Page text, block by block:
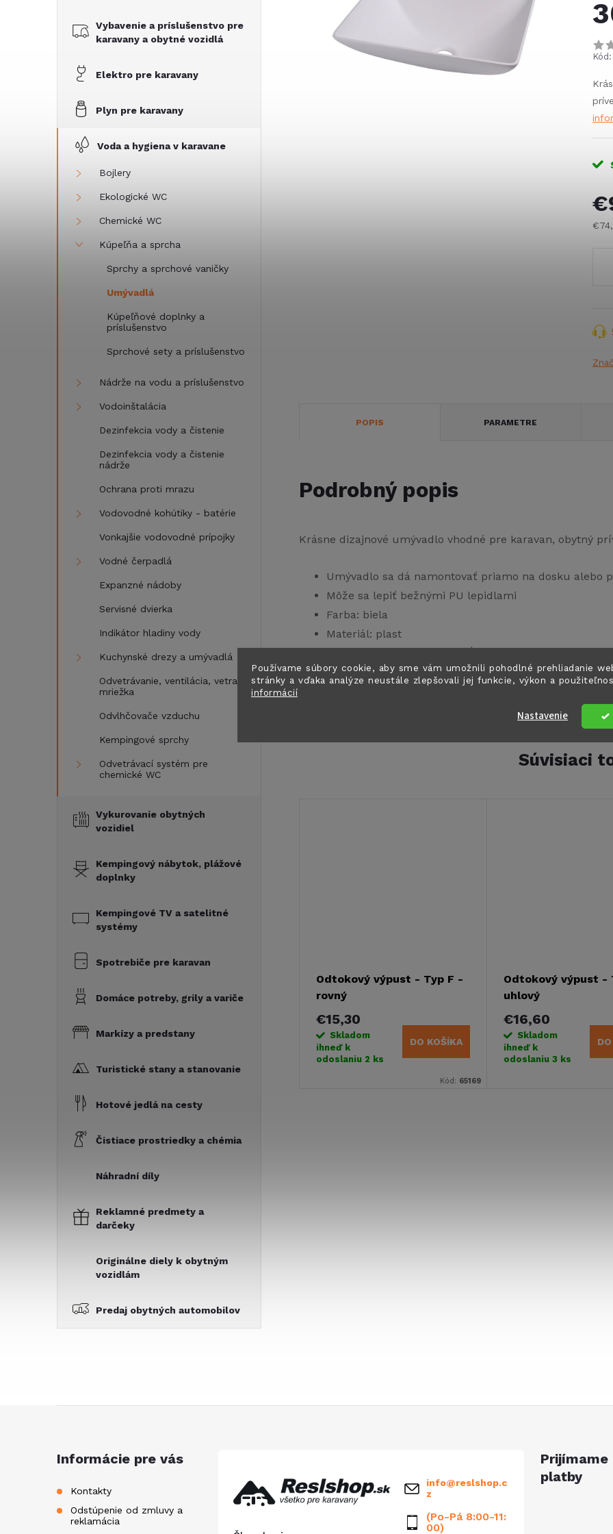
Používame súbory cookie, aby sme vám umožnili pohodlné prehliadanie
stránky a vďaka analýze neustále zlepšovali jej funkcie, výkon a
informácií
Nastavenie
Vybavenie a príslušenstvo pre
karavany a obytné vozidlá
Elektro pre karavany
Plyn pre karavany
Voda a hygiena v karavane
Bojlery
Ekologické WC
Chemické WC
Kúpeľňa a sprcha
Sprchy a sprchové vaničky
Umývadlá
Kúpeľňové doplnky a
príslušenstvo
Sprchové sety a príslušenstvo
Nádrže na vodu a príslušenstvo
Vodoinštalácia
Dezinfekcia vody a čistenie
Dezinfekcia vody a čistenie
nádrže
Ochrana proti mrazu
Vodovodné kohútiky - batérie
Vonkajšie vodovodné prípojky
Vodné čerpadlá
Expanzné nádoby
Servisné dvierka
Indikátor hladiny vody
Kuchynské drezy a umývadlá
Odvetrávanie, ventilácia, vetracia
mriežka
Odvlhčovače vzduchu
Kempingové sprchy
Odvetrávací systém pre
chemické WC
Vykurovanie obytných
vozidiel
Kempingový nábytok, plážové
doplnky
Kempingové TV a satelitné
systémy
Spotrebiče pre karavan
Domáce potreby, grily a variče
Markízy a predstany
Turistické stany a stanovanie
Hotové jedlá na cesty
Čistiace prostriedky a chémia
Náhradní díly
Reklamné predmety a
darčeky
Originálne diely k obytným
vozidlám
Predaj obytných automobilov
Kód:
POPIS PARAMETRE
Podrobný popis
Krásne dizajnové umývadlo vhodné pre karavan, obytný
Umývadlo sa dá namontovať priamo na dosku alebo
Môže sa lepiť bežnými PU lepidlami
Farba: biela
Materiál: plast
Odporúčame dokúpiť odtokový vývod typ F - kód
Súvisiaci
Odtokový výpust - Typ F -
rovný
€15,30
Skladom
ihneď k
odoslaniu 2 ks
DO KOŠÍKA
Kód: 65169
Odtokový výpust -
uhlový
€16,60
Skladom
ihneď k
odoslaniu 3 ks
Informácie pre vás
Kontakty
Odstúpenie od zmluvy a
reklamácia
info@reslshop.c
z
(Po-Pá 8:00-11:
00)
Prijímame
platby